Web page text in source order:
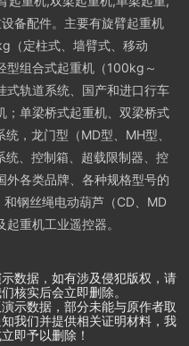
备配件。主要有旋臂起重机
（定柱式、墙臂式、移动
型组合式起重机（100kg～
轨道系统、国产和进口行车
；单梁桥式起重机、双梁桥式
，龙门型（MD型、MH型、
统、控制箱、超载限制器、控
外各类品牌、各种规格型号的
钢丝绳电动葫芦（CD、MD
重机工业遥控器。
数据，如有涉及侵犯版权，请
核实后会立即删除。
示数据，部分未能与原作者取
我们并提供相关证明材料，我
即予以删除！